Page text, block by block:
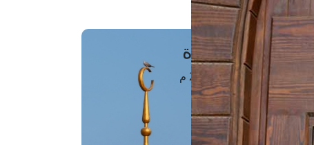
الفتوى الهاتفية
مَواقِيتُ الصَّـــلاة
القاهرة · 08 أغسطس 2026 م
4 :42
الشروق